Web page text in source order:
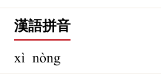
漢語拼音
xì nòng